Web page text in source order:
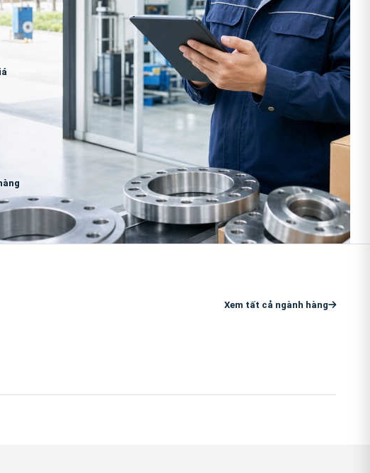
Xem tất cả ngành hàng